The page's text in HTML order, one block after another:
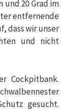
und 20 Grad im
entfernende
dass wir unser
und nicht
Cockpitbank.
gesucht.